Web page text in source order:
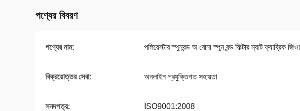
পণ্যের বিবরণ
পণ্যের নাম: পলিয়েস্টার স্পুনবন্ড অ বোনা স্পুন বন্ড ফিল্টার ম্যাট ফ্যাব্রিক
বিক্রয়োত্তর সেবা: অনলাইন প্রযুক্তিগত সহায়তা
সনদপত্র: ISO9001:2008